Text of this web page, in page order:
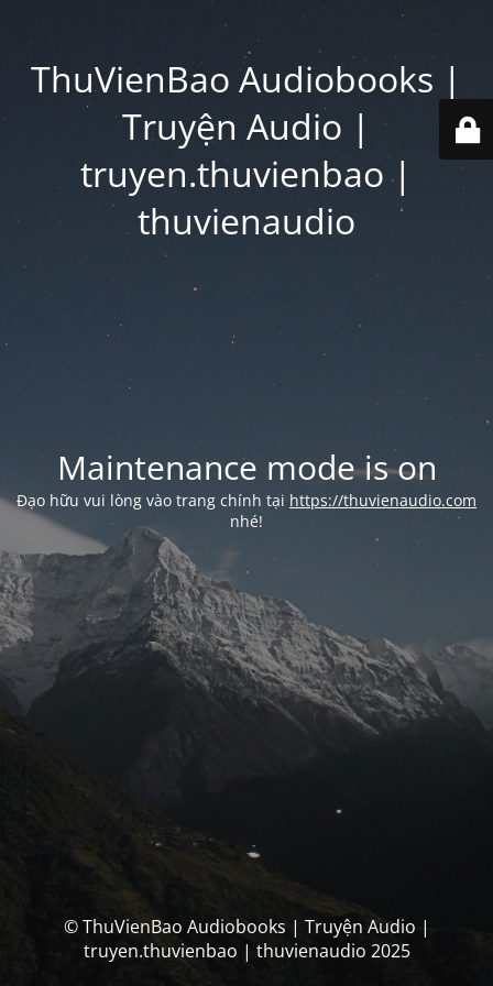
ThuVienBao Audiobooks |
Truyện Audio |
truyen.thuvienbao |
thuvienaudio
Maintenance mode is on
Đạo hữu vui lòng vào trang chính tại https://thuvienaudio.com
nhé!
© ThuVienBao Audiobooks | Truyện Audio |
truyen.thuvienbao | thuvienaudio 2025